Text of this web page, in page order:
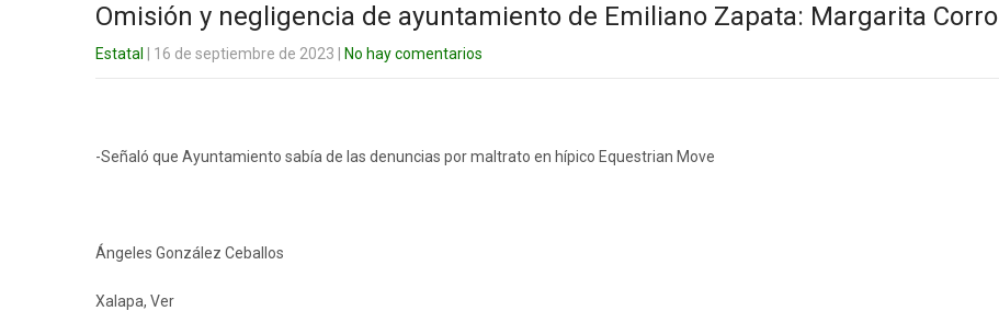
Omisión y negligencia de ayuntamiento de Emiliano Zapata: Margarita Corro
Estatal | 16 de septiembre de 2023 No hay comentarios
-Señaló que Ayuntamiento sabía de las denuncias por maltrato en hípico Equestrian Move
Ángeles González Ceballos
Xalapa, Ver